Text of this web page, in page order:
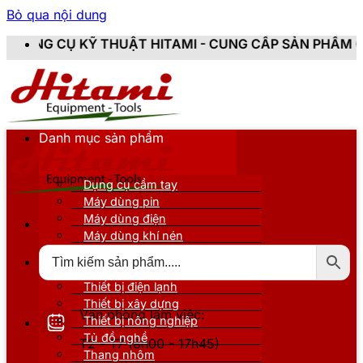
Bỏ qua nội dung
HITAMI - CUNG CẤP SẢN PHẨM CHÍNH HÃNG,
Văn phòng làm việc:
T2 - T7 (8h00 - 17h45)
Danh mục sản phẩm
Dụng cụ cầm tay
Máy dùng pin
Máy dùng điện
Máy dùng khí nén
Thiết bị nâng đỡ
Thiết bị điện lạnh
Thiết bị xây dựng
Thiết bị nông nghiệp
Tủ đồ nghề
Thang nhôm